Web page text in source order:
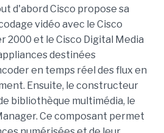
d'abord Cisco propose sa
vidéo avec le Cisco
2000 et le Cisco Digital Media
destinées
en temps réel des flux en
Ensuite, le constructeur
bibliothèque multimédia, le
Ce composant permet